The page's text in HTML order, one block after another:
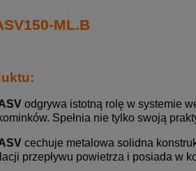
ML.B
odgrywa istotną rolę w systemie
Spełnia nie tylko swoją
cechuje metalowa solidna
przepływu powietrza i posiada w